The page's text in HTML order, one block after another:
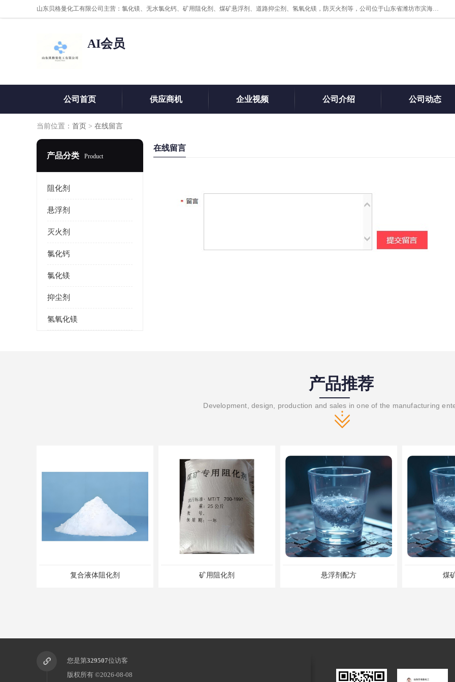
山东贝格曼化工有限公司主营：氯化镁、无水氯化钙、矿用阻化剂、煤矿悬浮剂、道路抑尘剂、氢氧化镁，防灭火剂等，公司位于山东省潍坊市滨海经济开发区,是专业从事对各种精细化工集研究、开发、制造于一体的现代化大型跨境化工企业，公司本着诚信经营、给每一位客户提供专业服务。
AI会员
公司首页 供应商机 企业视频 公司介绍 公司动态
当前位置： 首页 > 在线留言
产品分类 Product
阻化剂
悬浮剂
灭火剂
氯化钙
氯化镁
抑尘剂
氢氧化镁
在线留言
产品推荐
Development, design, production and sales in one of the manufacturing
复合液体阻化剂 矿用阻化剂 悬浮剂配方 煤
您是第329507位访客
版权所有 ©2026-08-08